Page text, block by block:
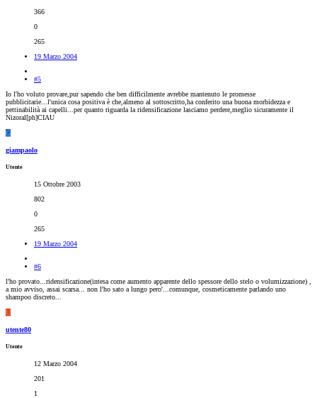
366
0
265
19 Marzo 2004
#5
Io l'ho voluto provare,pur sapendo che ben difficilmente avrebbe mantenuto le promesse
pubblicitarie...l'unica cosa positiva è che,almeno al sottoscritto,ha conferito una buona morbidezza e
pettinabilità ai capelli...per quanto riguarda la ridensificazione lasciamo perdere,meglio sicuramente il
Nizoral[ph]CIAU
G
giampaolo
Utente
15 Ottobre 2003
802
0
265
19 Marzo 2004
#6
l'ho provato...ridensificazione(intesa come aumento apparente dello spessore dello stelo o volumizzazione) ,
a mio avviso, assai scarsa... non l'ho sato a lungo pero'...comunque, cosmeticamente parlando uno
shampoo discreto...
U
utente80
Utente
12 Marzo 2004
201
1